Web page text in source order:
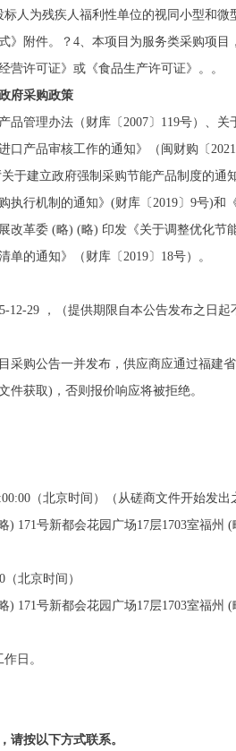
人为残疾人福利性单位的视同小型和
》附件。？4、本项目为服务类采购项
营许可证》或《食品生产许可证》。。
府采购政策
品管理办法（财库〔2007〕119号）、
口产品审核工作的通知》（闽财购〔
于建立政府强制采购节能产品制度的
执行机制的通知》(财库〔2019〕9号)
改革委 (略) (略) 印发《关于调整优化节
单的通知》（财库〔2019〕18号）。
12-29 ，（提供期限自本公告发布之日
采购公告一并发布，供应商应通过福建
件获取)，否则报价响应将被拒绝。
（北京时间）（从磋商文件开始发
) 171号新都会花园广场17层1703室福州
（北京时间）
) 171号新都会花园广场17层1703室福州
日。
请按以下方式联系。